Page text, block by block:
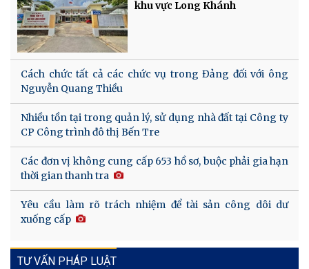
khu vực Long Khánh
Cách chức tất cả các chức vụ trong Đảng đối với ông
Nguyễn Quang Thiều
Nhiều tồn tại trong quản lý, sử dụng nhà đất tại Công ty
CP Công trình đô thị Bến Tre
Các đơn vị không cung cấp 653 hồ sơ, buộc phải gia hạn
thời gian thanh tra
Yêu cầu làm rõ trách nhiệm để tài sản công dôi dư
xuống cấp
TƯ VẤN PHÁP LUẬT